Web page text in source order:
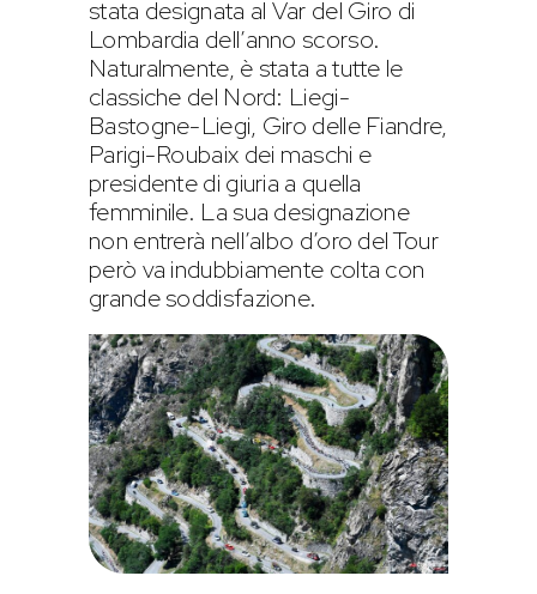
stata designata al Var del Giro di
Lombardia dell’anno scorso.
Naturalmente, è stata a tutte le
classiche del Nord: Liegi-
Bastogne-Liegi, Giro delle Fiandre,
Parigi-Roubaix dei maschi e
presidente di giuria a quella
femminile. La sua designazione
non entrerà nell’albo d’oro del Tour
però va indubbiamente colta con
grande soddisfazione.